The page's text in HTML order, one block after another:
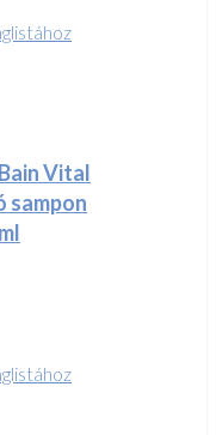
Vital
sampon